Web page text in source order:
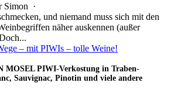
Simon ·
und niemand muss sich mit den
näher auskennen (außer
– mit PIWIs – tolle Weine!
MOSEL PIWI-Verkostung in Traben-
Sauvignac, Pinotin und viele andere